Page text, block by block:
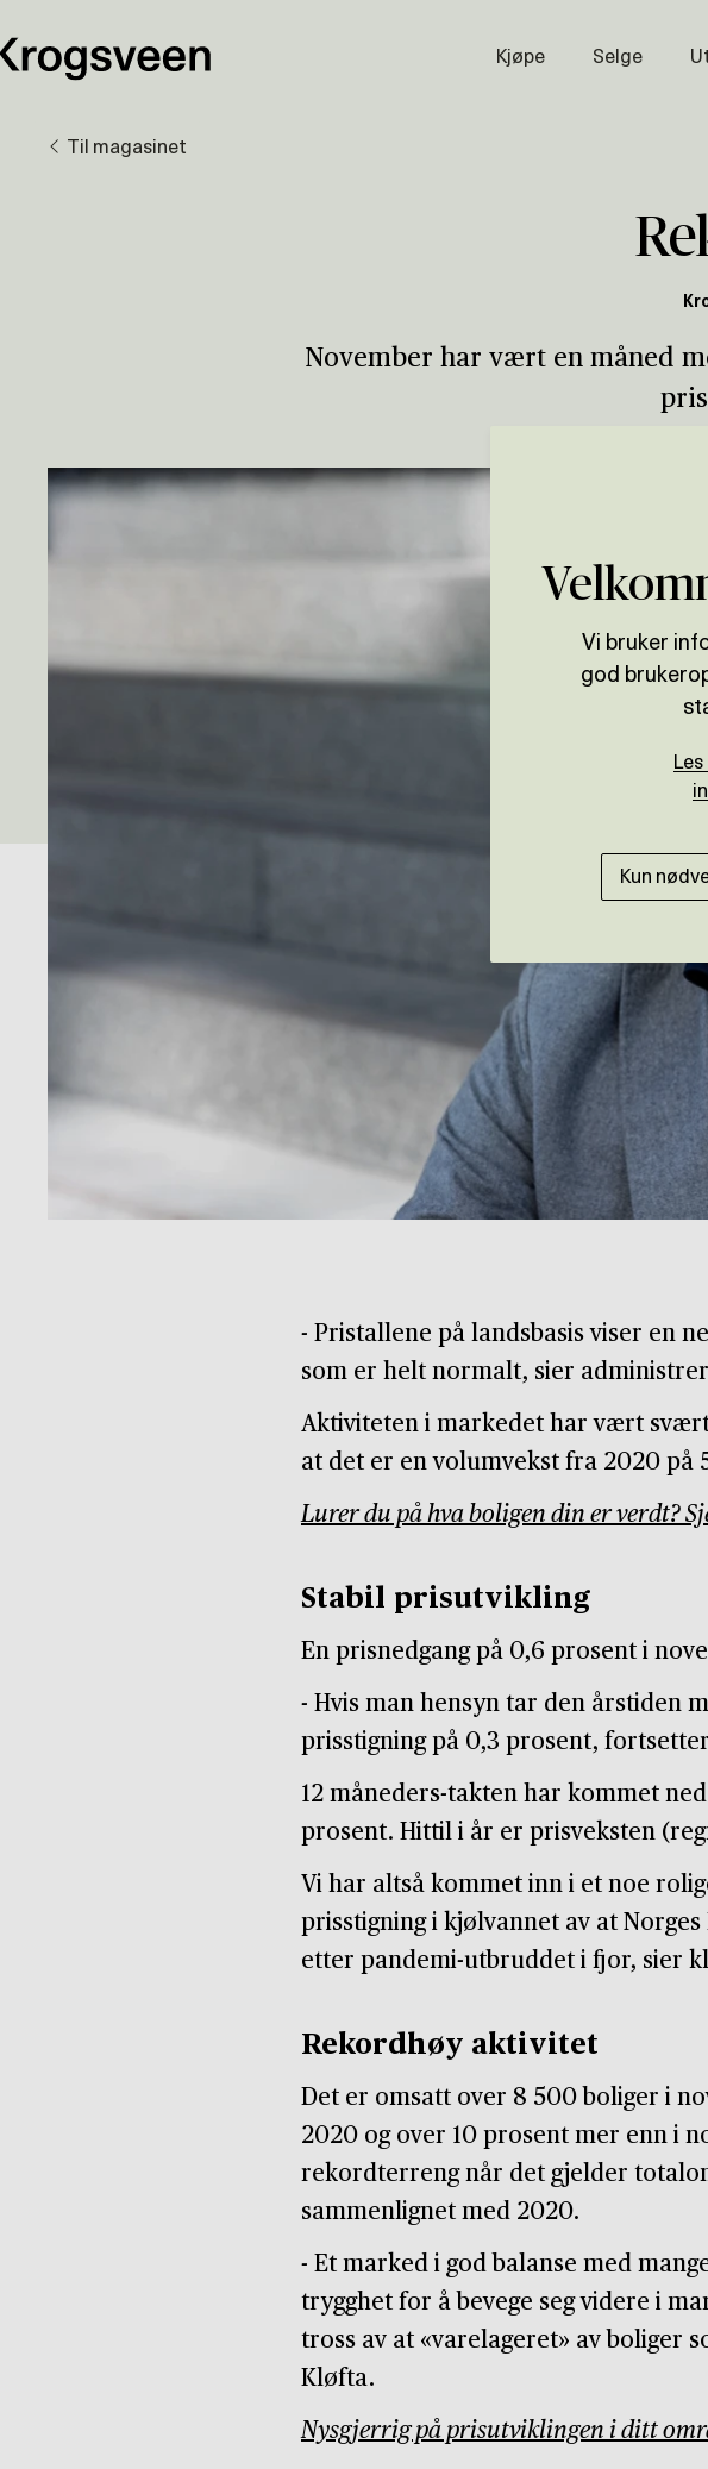
Kjøpe Selge
Til magasinet
November har vært en måned
- Pristallene på landsbasis viser en
som er helt normalt, sier
Aktiviteten i markedet har vært
at det er en volumvekst fra 2020 på
Lurer du på hva boligen din er verdt?
Stabil prisutvikling
En prisnedgang på 0,6 prosent i
- Hvis man hensyn tar den årstiden
prisstigning på 0,3 prosent,
12 måneders-takten har kommet
prosent. Hittil i år er prisveksten
Vi har altså kommet inn i et noe
prisstigning i kjølvannet av at
etter pandemi-utbruddet i fjor, sier
Rekordhøy aktivitet
Det er omsatt over 8 500 boliger i
2020 og over 10 prosent mer enn i
rekordterreng når det gjelder
sammenlignet med 2020.
- Et marked i god balanse med
trygghet for å bevege seg videre i
tross av at «varelageret» av boliger
Kløfta.
Nysgjerrig på prisutviklingen i ditt
Vi bruker
god
Kun